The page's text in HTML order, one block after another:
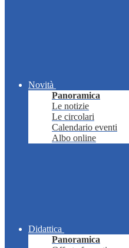
Novità
Panoramica
Le notizie
Le circolari
Calendario eventi
Albo online
Didattica
Panoramica